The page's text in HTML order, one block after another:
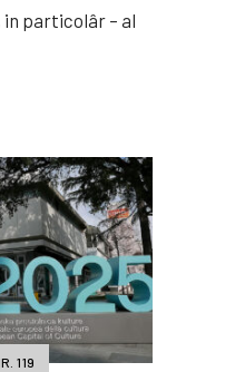
in particolâr – al
119